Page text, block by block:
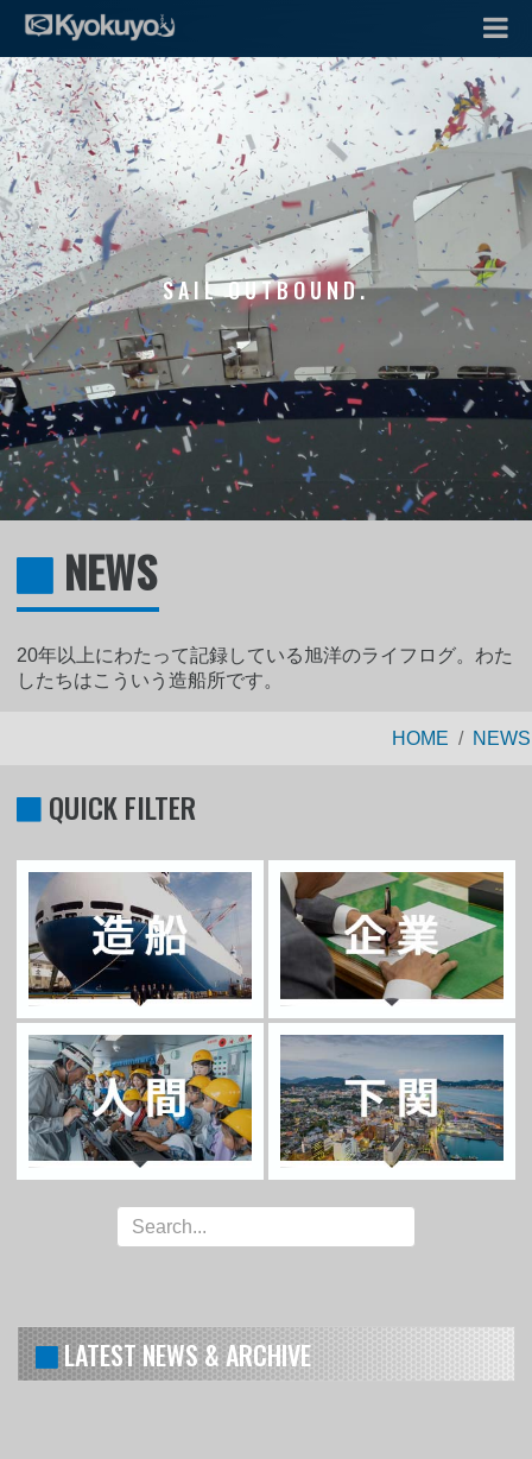
SAIL OUTBOUND.
NEWS
20年以上にわたって記録している旭洋のライフログ。わた
したちはこういう造船所です。
HOME NEWS
QUICK FILTER
LATEST NEWS & ARCHIVE